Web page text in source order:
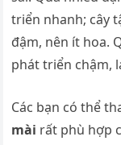
triển nhanh; cây
đậm, nên ít hoa.
phát triển chậm,
Các bạn có thể
mài rất phù hợp